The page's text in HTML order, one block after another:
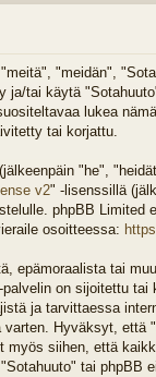
"meidän",
tai käytä
lukea
tai korjattu.
"he",
v2" -lisenssillä
phpBB
osoitteessa:
epämoraalista tai
on sijoitettu
ja tarvittaessa
Hyväksyt,
siihen, että
tai